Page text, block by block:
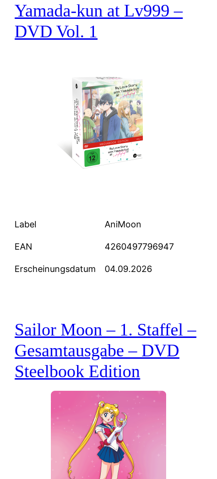
Yamada-kun at Lv999 –
DVD Vol. 1
Label AniMoon
EAN 4260497796947
Erscheinungsdatum 04.09.2026
Sailor Moon – 1. Staffel –
Gesamtausgabe – DVD
Steelbook Edition